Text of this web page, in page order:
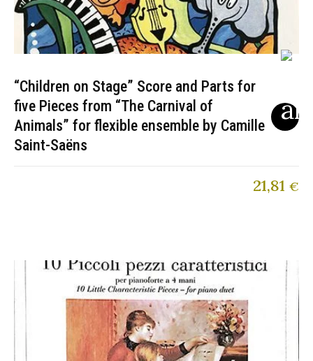
“Children on Stage” Score and Parts for
five Pieces from “The Carnival of
Animals” for flexible ensemble by Camille
Saint-Saëns
21,81 €